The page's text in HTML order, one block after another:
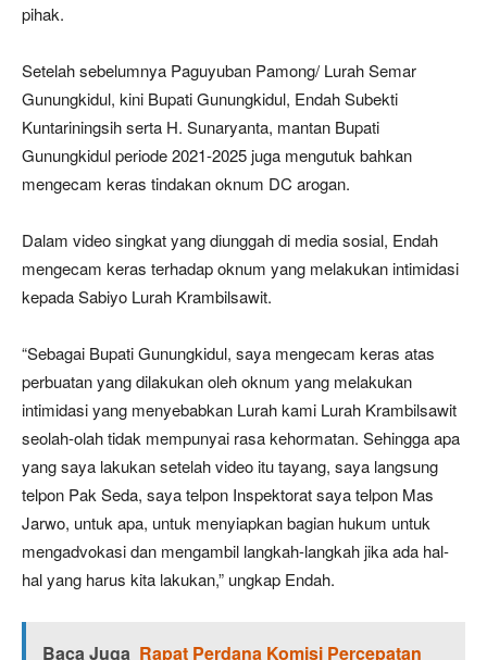
pihak.
Setelah sebelumnya Paguyuban Pamong/ Lurah Semar
Gunungkidul, kini Bupati Gunungkidul, Endah Subekti
Kuntariningsih serta H. Sunaryanta, mantan Bupati
Gunungkidul periode 2021-2025 juga mengutuk bahkan
mengecam keras tindakan oknum DC arogan.
Dalam video singkat yang diunggah di media sosial, Endah
mengecam keras terhadap oknum yang melakukan intimidasi
kepada Sabiyo Lurah Krambilsawit.
“Sebagai Bupati Gunungkidul, saya mengecam keras atas
perbuatan yang dilakukan oleh oknum yang melakukan
intimidasi yang menyebabkan Lurah kami Lurah Krambilsawit
seolah-olah tidak mempunyai rasa kehormatan. Sehingga apa
yang saya lakukan setelah video itu tayang, saya langsung
telpon Pak Seda, saya telpon Inspektorat saya telpon Mas
Jarwo, untuk apa, untuk menyiapkan bagian hukum untuk
mengadvokasi dan mengambil langkah-langkah jika ada hal-
hal yang harus kita lakukan,” ungkap Endah.
Baca Juga Rapat Perdana Komisi Percepatan